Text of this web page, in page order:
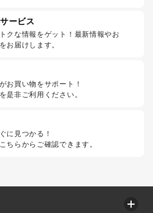
ービス
クな情報をゲット！最新情報やお
お届けします。
お買い物をサポート！
是非ご利用ください。
に見つかる！
ちらからご確認できます。